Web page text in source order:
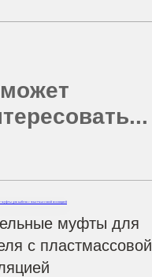
муфты для
с пластмассовой